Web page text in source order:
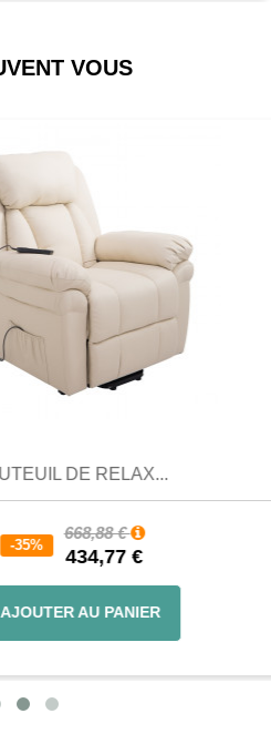
VOUS
DE RELAX...
668,88 €
434,77 €
AU PANIER